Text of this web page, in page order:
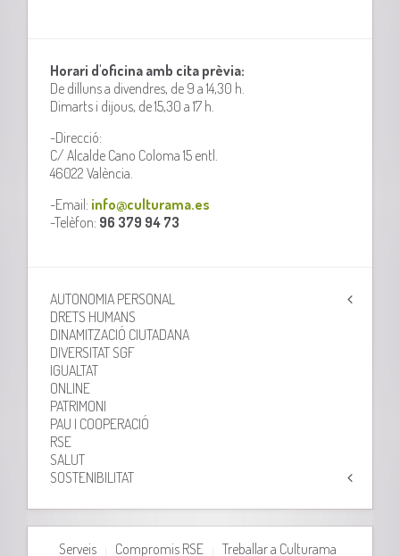
Horari d'oficina amb cita prèvia:
De dilluns a divendres, de 9 a 14,30 h.
Dimarts i dijous, de 15,30 a 17 h.
-Direcció:
C/ Alcalde Cano Coloma 15 entl.
46022 València.
-Email: info@culturama.es
-Telèfon: 96 379 94 73
AUTONOMIA PERSONAL
DRETS HUMANS
DINAMITZACIÓ CIUTADANA
DIVERSITAT SGF
IGUALTAT
ONLINE
PATRIMONI
PAU I COOPERACIÓ
RSE
SALUT
SOSTENIBILITAT
Serveis Compromis RSE Treballar a Culturama